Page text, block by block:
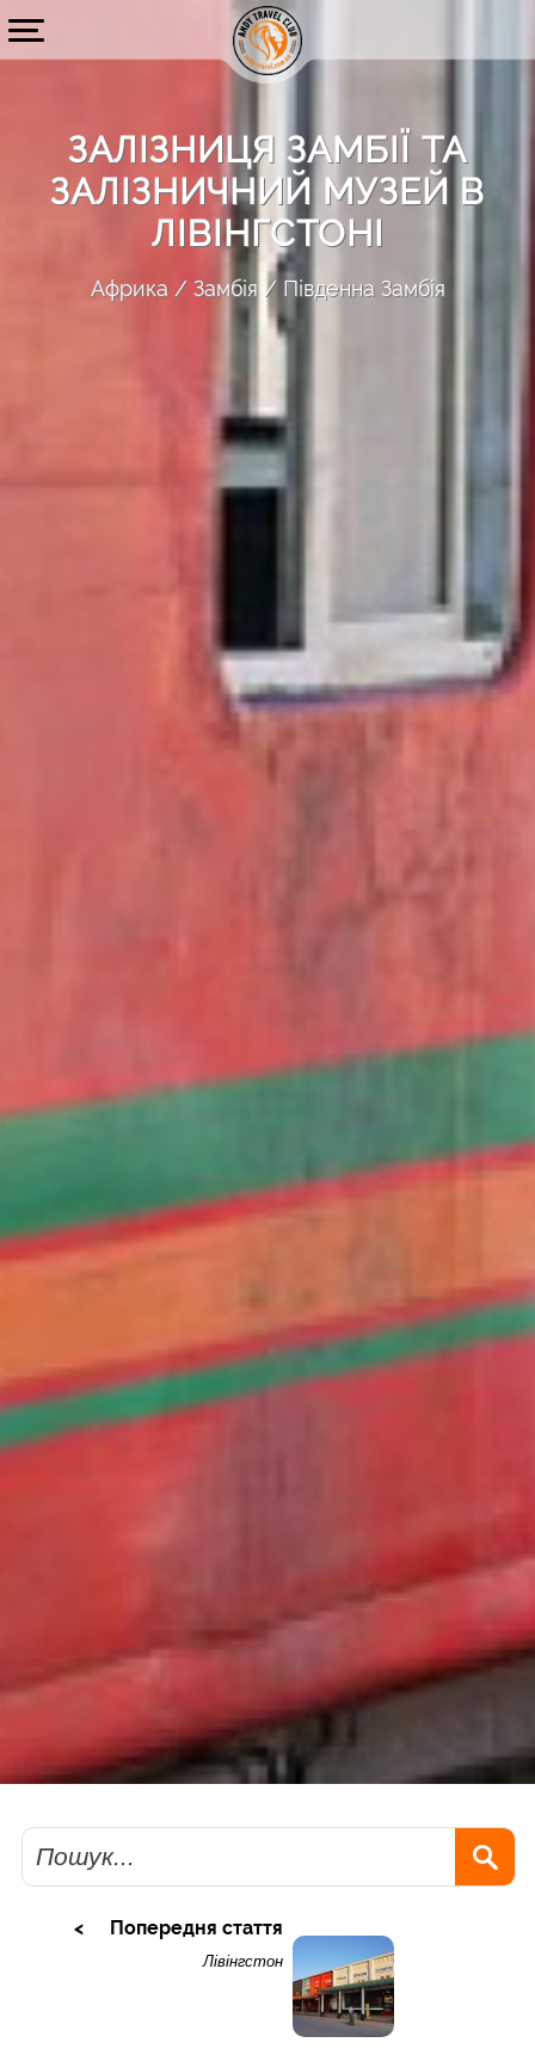
ЗАЛІЗНИЦЯ ЗАМБІЇ ТА
ЗАЛІЗНИЧНИЙ МУЗЕЙ В
ЛІВІНГСТОНІ
Африка Замбія Південна Замбія
Пошук
Попередня стаття
Лівінгстон